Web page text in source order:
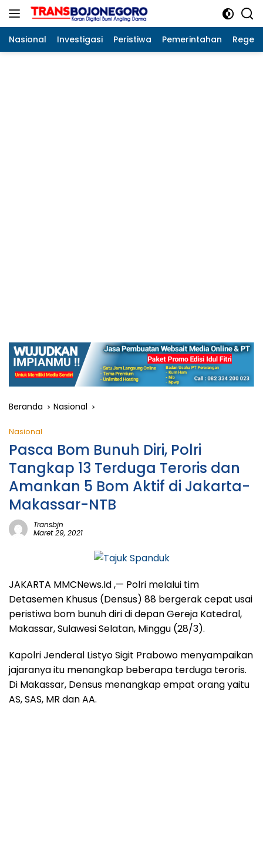
Langsung
Nasional Investigasi Peristiwa Pemerintahan
Beranda Nasional
Nasional
Pasca Bom Bunuh Diri, Polri
Tangkap 13 Terduga Teroris dan
Amankan 5 Bom Aktif di Jakarta-
Makassar-NTB
Transbjn
Maret 29, 2021
JAKARTA MMCNews.Id ,— Polri melalui tim
Detasemen Khusus (Densus) 88 bergerak cepat usai
peristiwa bom bunuh diri di depan Gereja Katedral,
Makassar, Sulawesi Selatan, Minggu (28/3).
Kapolri Jenderal Listyo Sigit Prabowo menyampaikan
jajaranya itu menangkap beberapa terduga teroris.
Di Makassar, Densus menangkap empat orang yaitu
AS, SAS, MR dan AA.